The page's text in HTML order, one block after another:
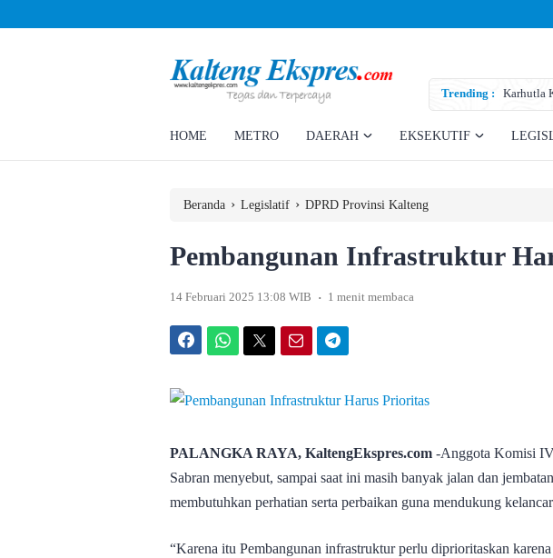
Trending :
Ombudsman Kalteng Tinjau PLTU Tumbang Kajuei, Pastikan Gangguan Listrik karena Persolan
Karhutla
HOME METRO DAERAH EKSEKUTIF
Beranda › Legislatif › DPRD Provinsi Kalteng
Pembangunan Infrastruktur
14 Februari 2025 13:08 WIB . 1 menit membaca
PALANGKA RAYA, KaltengEkspres.com -Anggota Komisi
Sabran menyebut, sampai saat ini masih banyak jalan dan
membutuhkan perhatian serta perbaikan guna mendukung
“Karena itu Pembangunan infrastruktur perlu diprioritaskan